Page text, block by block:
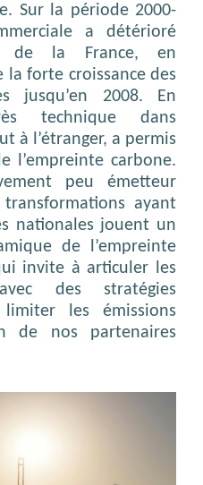
Sur la période 2000-
a détérioré
de la France, en
forte croissance des
jusqu’en 2008. En
technique dans
à l’étranger, a permis
l’empreinte carbone.
peu émetteur
ayant
nationales jouent un
de l’empreinte
invite à articuler les
des stratégies
les émissions
de nos partenaires